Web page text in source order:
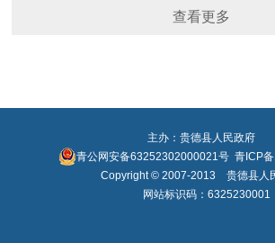
《贵德县加强和规范政策措施公平竞争
查看更多
主办：贵德县人民政府
青公网安备63252302000021号 青ICP
Copyright © 2007-2013 贵德县人
网站标识码：6325230001